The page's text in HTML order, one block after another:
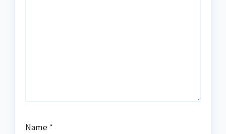
Name *